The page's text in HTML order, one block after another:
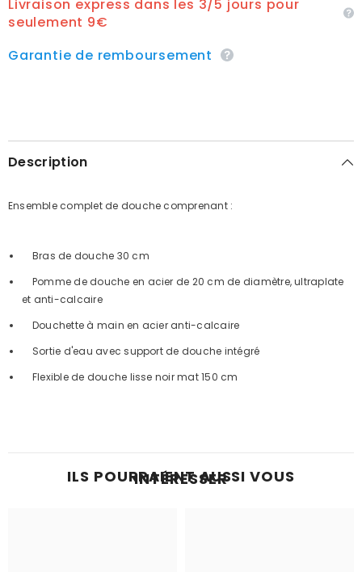
Livraison express dans les 3/5 jours pour
seulement 9€
Garantie de remboursement
Description
Ensemble complet de douche comprenant :
Bras de douche 30 cm
Pomme de douche en acier de 20 cm de diamètre, ultraplate
et anti-calcaire
Douchette à main en acier anti-calcaire
Sortie d'eau avec support de douche intégré
Flexible de douche lisse noir mat 150 cm
ILS POURRAIENT AUSSI VOUS
INTÉRESSER